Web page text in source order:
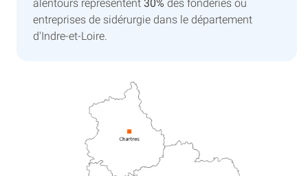
alentours representent 30% des fonderies ou
entreprises de sidérurgie dans le département
d'Indre-et-Loire.